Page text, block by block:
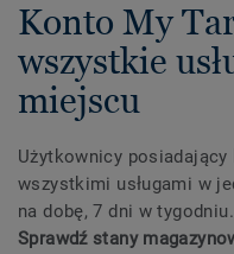
Konto My
wszystkie
miejscu
Użytkownicy
wszystkimi usługami w
na dobę, 7 dni w tygodniu.
Sprawdź stany